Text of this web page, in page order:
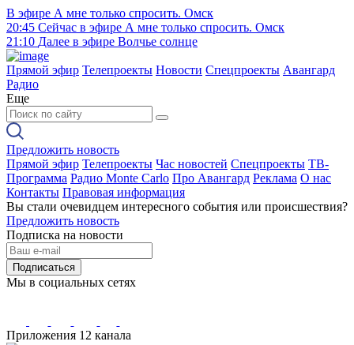
В эфире А мне только спросить. Омск
20:45 Сейчас в эфире А мне только спросить. Омск
21:10 Далее в эфире Волчье солнце
Прямой эфир Телепроекты Новости Спецпроекты Авангард
Радио
Еще
Предложить новость
Прямой эфир Телепроекты Час новостей Спецпроекты ТВ-
Программа Радио Monte Carlo Про Авангард Реклама О нас
Контакты Правовая информация
Вы стали очевидцем интересного события или происшествия?
Предложить новость
Подписка на новости
Подписаться
Мы в социальных сетях
Приложения 12 канала